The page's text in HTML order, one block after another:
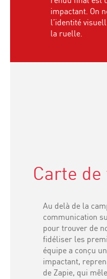
impactant. On
l’identité
la ruelle.
Carte
Au delà de la
communication
pour trouver de
fidéliser les
équipe a conçu
impactant,
de Zapie, qui